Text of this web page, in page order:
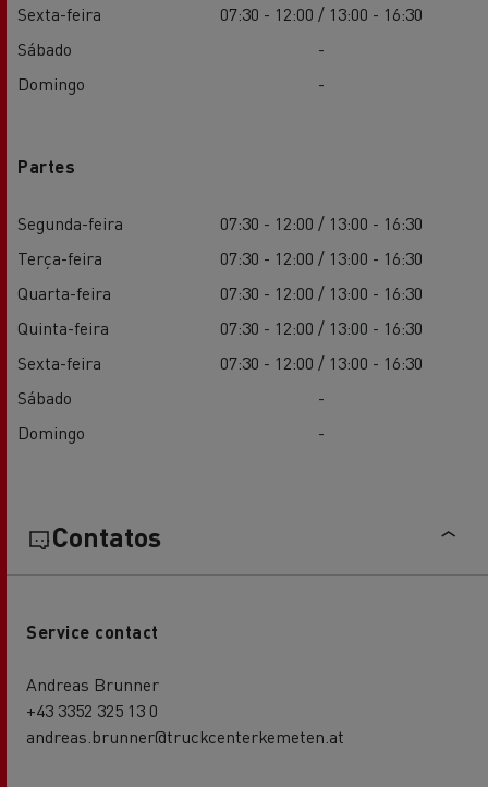
Sexta-feira
07:30 - 12:00 / 13:00 - 16:30
Sábado
-
Domingo
-
Partes
Segunda-feira
07:30 - 12:00 / 13:00 - 16:30
Terça-feira
07:30 - 12:00 / 13:00 - 16:30
Quarta-feira
07:30 - 12:00 / 13:00 - 16:30
Quinta-feira
07:30 - 12:00 / 13:00 - 16:30
Sexta-feira
07:30 - 12:00 / 13:00 - 16:30
Sábado
-
Domingo
-
Contatos
Service contact
Andreas Brunner
+43 3352 325 13 0
andreas.brunner@truckcenterkemeten.at